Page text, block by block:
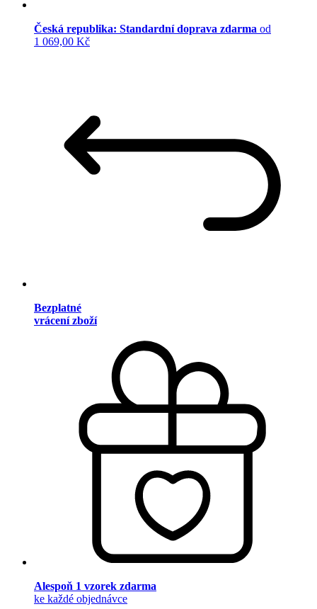
Česká republika: Standardní doprava zdarma od
1 069,00 Kč
Bezplatné
vrácení zboží
Alespoň 1 vzorek zdarma
ke každé objednávce